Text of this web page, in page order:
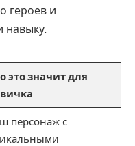
героев и
навыку.
это значит для
персонаж с